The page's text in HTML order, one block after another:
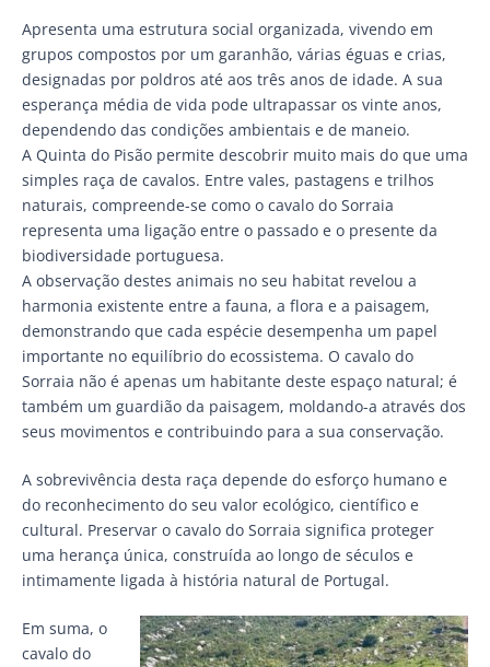
Apresenta uma estrutura social organizada, vivendo em
grupos compostos por um garanhão, várias éguas e crias,
designadas por poldros até aos três anos de idade. A sua
esperança média de vida pode ultrapassar os vinte anos,
dependendo das condições ambientais e de maneio.
A Quinta do Pisão permite descobrir muito mais do que uma
simples raça de cavalos. Entre vales, pastagens e trilhos
naturais, compreende-se como o cavalo do Sorraia
representa uma ligação entre o passado e o presente da
biodiversidade portuguesa.
A observação destes animais no seu habitat revelou a
harmonia existente entre a fauna, a flora e a paisagem,
demonstrando que cada espécie desempenha um papel
importante no equilíbrio do ecossistema. O cavalo do
Sorraia não é apenas um habitante deste espaço natural; é
também um guardião da paisagem, moldando-a através dos
seus movimentos e contribuindo para a sua conservação.
A sobrevivência desta raça depende do esforço humano e
do reconhecimento do seu valor ecológico, científico e
cultural. Preservar o cavalo do Sorraia significa proteger
uma herança única, construída ao longo de séculos e
intimamente ligada à história natural de Portugal.
Em suma, o
cavalo do